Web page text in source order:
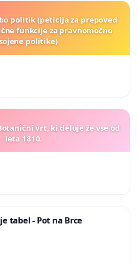
politik (peticija za prepoved
funkcije za pravnomočno
politike)
vrt, ki deluje že vse od
leta 1810.
tabel - Pot na Brce